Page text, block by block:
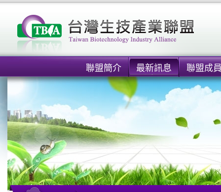
聯盟簡介 最新訊息 聯盟成